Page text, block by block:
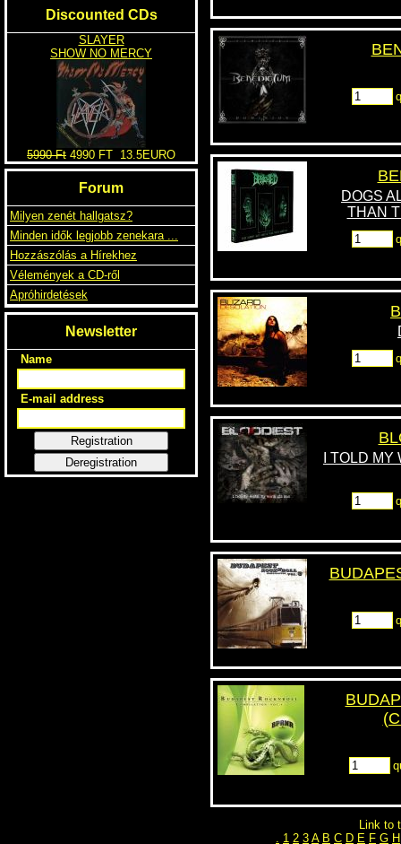
Discounted CDs
SLAYER
SHOW NO MERCY
5990 Ft 4990 FT 13.5EURO
Forum
Milyen zenét hallgatsz?
Minden idők legjobb zenekara ...
Hozzászólás a Hírekhez
Vélemények a CD-ről
Apróhirdetések
Newsletter
Name
E-mail address
Registration
Deregistration
DOGS
THAN
I TOLD
Link to
. 1 2 3 A B C D E F G H